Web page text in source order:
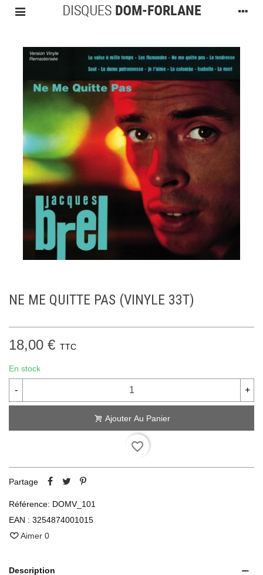
NE ME QUITTE PAS (VINYLE 33T)
18,00 € TTC
En stock
- +
Ajouter Au Panier
favorite_border
Partage
Référence: DOMV_101
EAN : 3254874001015
Aimer 0
Description